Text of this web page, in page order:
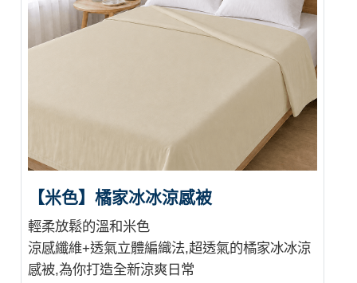
【米色】橘家冰冰涼感被
輕柔放鬆的溫和米色
涼感纖維+透氣立體編織法,超透氣的橘家冰冰涼
感被,為你打造全新涼爽日常